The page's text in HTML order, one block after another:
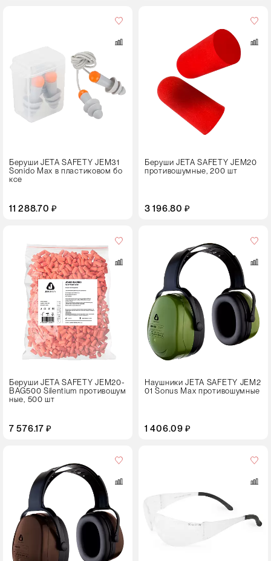
Беруши JETA SAFETY JEM31
Sonido Max в пластиковом бо
ксе
11 288.70 ₽
Беруши JETA SAFETY JEM20
противошумные, 200 шт
3 196.80 ₽
200 штук
Беруши JETA SAFETY JEM20-
BAG500 Silentium противошум
ные, 500 шт
7 576.17 ₽
Наушники JETA SAFETY JEM2
01 Sonus Max противошумные
1 406.09 ₽